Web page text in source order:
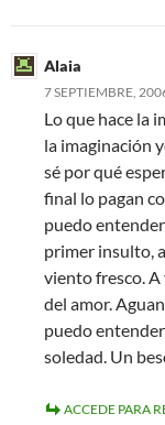
Alaia
7 SEPTIEMBRE,
Lo que hace la
la imaginación
sé por qué
final lo pagan
puedo
primer insulto,
viento fresco.
del amor.
puedo
soledad. Un
ACCEDE PARA